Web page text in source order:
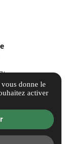
donne le
activer